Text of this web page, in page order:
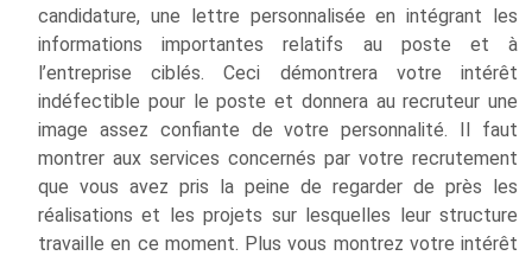
candidature, une lettre personnalisée en intégrant les
informations importantes relatifs au poste et à
l’entreprise ciblés. Ceci démontrera votre intérêt
indéfectible pour le poste et donnera au recruteur une
image assez confiante de votre personnalité. Il faut
montrer aux services concernés par votre recrutement
que vous avez pris la peine de regarder de près les
réalisations et les projets sur lesquelles leur structure
travaille en ce moment. Plus vous montrez votre intérêt